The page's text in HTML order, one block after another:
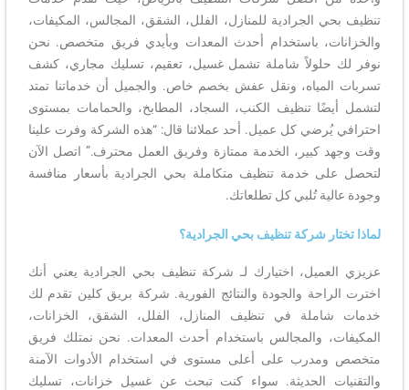
تنظيف بحي الجرادية للمنازل، الفلل، الشقق، المجالس، المكيفات،
والخزانات، باستخدام أحدث المعدات وبأيدي فريق متخصص. نحن
نوفر لك حلولاً شاملة تشمل غسيل، تعقيم، تسليك مجاري، كشف
تسربات المياه، ونقل عفش بخصم خاص. والجميل أن خدماتنا تمتد
لتشمل أيضًا تنظيف الكنب، السجاد، المطابخ، والحمامات بمستوى
احترافي يُرضي كل عميل. أحد عملائنا قال: “هذه الشركة وفرت علينا
وقت وجهد كبير، الخدمة ممتازة وفريق العمل محترف.” اتصل الآن
لتحصل على خدمة تنظيف متكاملة بحي الجرادية بأسعار منافسة
وجودة عالية تُلبي كل تطلعاتك.
لماذا تختار شركة تنظيف بحي الجرادية؟
عزيزي العميل، اختيارك لـ شركة تنظيف بحي الجرادية يعني أنك
اخترت الراحة والجودة والنتائج الفورية. شركة بريق كلين تقدم لك
خدمات شاملة في تنظيف المنازل، الفلل، الشقق، الخزانات،
المكيفات، والمجالس باستخدام أحدث المعدات. نحن نمتلك فريق
متخصص ومدرب على أعلى مستوى في استخدام الأدوات الآمنة
والتقنيات الحديثة. سواء كنت تبحث عن غسيل خزانات، تسليك